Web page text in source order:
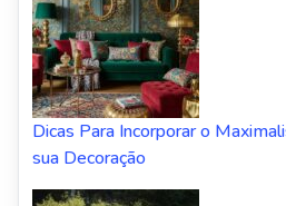
Dicas Para Incorporar o
sua Decoração